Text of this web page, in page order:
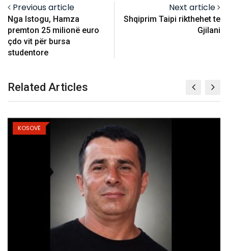
Previous article
Nga Istogu, Hamza
premton 25 milionë euro
çdo vit për bursa
studentore
Next article
Shqiprim Taipi rikthehet te
Gjilani
Related Articles
KOSOVË